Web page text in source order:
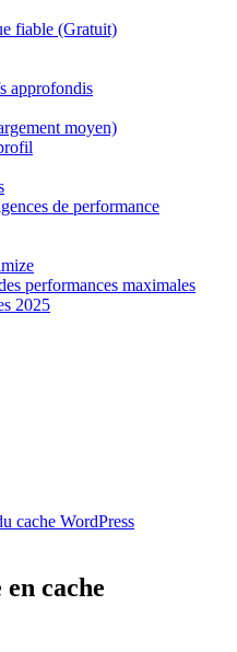
fiable (Gratuit)
approfondis
moyen)
de performance
performances maximales
2025
cache WordPress
cache